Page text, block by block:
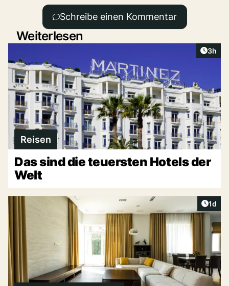
Schreibe einen Kommentar
Weiterlesen
3h
Reisen
Das sind die teuersten Hotels der
Welt
1d